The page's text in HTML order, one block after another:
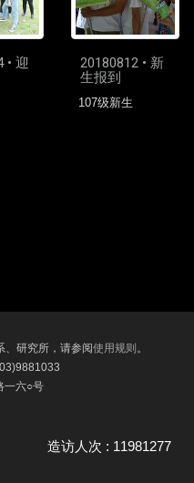
• 迎
20180812 • 新
生报到
107级新生
、研究所，请参阅使用规则 。
一六○号
造访人次 : 11981277